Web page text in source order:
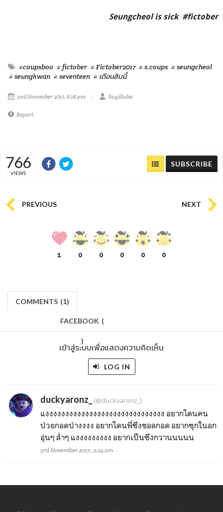
Seungcheol is sick #fictober
#coupsboo # fictober # Fictober2017 # s.coups # seungcheol
# seungkwan # seventeen # เดือนสิบนี้
2nd November 2017, 6:18 pm liuyiliuba
Report
766
VIEWS
SUBSCRIBE
PREVIOUS NEXT
1 0 0 0 0 0
COMMENTS (1)
FACEBOOK (
)
เข้าสู่ระบบเพื่อแสดงความคิดเห็น
LOG IN
duckyaronz_ (@duckyaronz_)
แงงงงงงงงงงงงงงงงงงงงงงงงงงงงงง อยากโดนคน
ป่วยกอดบ้างงงง อยากโดนพี่ซึงชอลกอด อยากซุกในอก
อุ่นๆ ล่ำๆ แงงงงงงงงง อยากเป็นซึงกวานนนนน
3rd November 2017, 2:24 am